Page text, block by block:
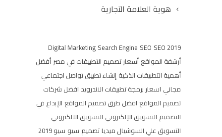
هوية العلامة التجارية
Digital Marketing Search Engine SEO SEO 2019
أرشفة المواقع أسعار تصميم التطبيقات في مصر أفضل
أهمية التطبيقات الذكية إنشاء تطبيق تواصل اجتماعي
مجاني اسعار برمجة تطبيقات الاندرويد افضل شركات
تصميم المواقع افضل طرق تصميم المواقع الإبداع في
التصميم التسويق الإلكتروني التسويق الالكتروني
التسويق علي السوشيال ميديا تصميم سيو سيو 2019